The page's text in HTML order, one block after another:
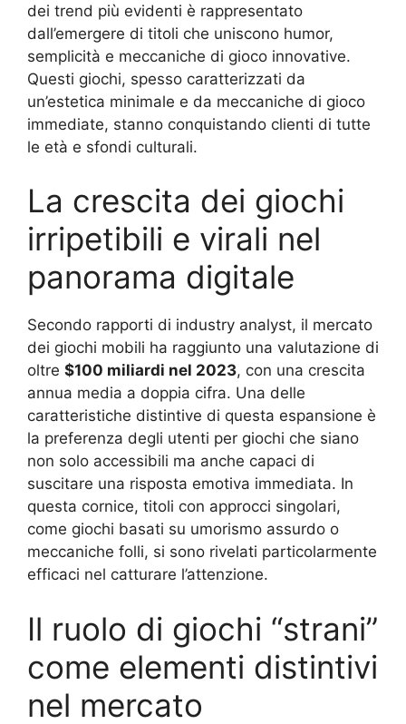
dei trend più evidenti è rappresentato
dall’emergere di titoli che uniscono humor,
semplicità e meccaniche di gioco innovative.
Questi giochi, spesso caratterizzati da
un’estetica minimale e da meccaniche di gioco
immediate, stanno conquistando clienti di tutte
le età e sfondi culturali.
La crescita dei giochi
irripetibili e virali nel
panorama digitale
Secondo rapporti di industry analyst, il mercato
dei giochi mobili ha raggiunto una valutazione di
oltre $100 miliardi nel 2023, con una crescita
annua media a doppia cifra. Una delle
caratteristiche distintive di questa espansione è
la preferenza degli utenti per giochi che siano
non solo accessibili ma anche capaci di
suscitare una risposta emotiva immediata. In
questa cornice, titoli con approcci singolari,
come giochi basati su umorismo assurdo o
meccaniche folli, si sono rivelati particolarmente
efficaci nel catturare l’attenzione.
Il ruolo di giochi “strani”
come elementi distintivi
nel mercato